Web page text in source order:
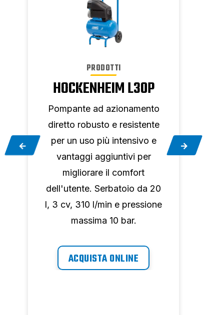
PRODOTTI
HOCKENHEIM L30P
Pompante ad azionamento
diretto robusto e resistente
per un uso più intensivo e
vantaggi aggiuntivi per
migliorare il comfort
dell'utente. Serbatoio da 20
l, 3 cv, 310 l/min e pressione
massima 10 bar.
ACQUISTA ONLINE